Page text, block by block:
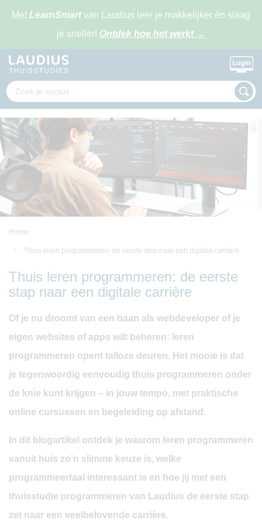
Met LearnSmartvan Laudius leer je makkelijker én slaag
je sneller! Ontdek hoe het werkt →
Home
Thuis leren programmeren: de eerste stap naar een digitale carrière
Thuis leren programmeren: de eerste
stap naar een digitale carrière
Of je nu droomt van een baan als webdeveloper of je
eigen websites of apps wilt beheren: leren
programmeren opent talloze deuren. Het mooie is dat
je tegenwoordig eenvoudig thuis programmeren onder
de knie kunt krijgen – in jouw tempo, met praktische
online cursussen en begeleiding op afstand.
In dit blogartikel ontdek je waarom leren programmeren
vanuit huis zo’n slimme keuze is, welke
programmeertaal interessant is en hoe jij met een
thuisstudie programmeren van Laudius de eerste stap
zet naar een veelbelovende carrière.